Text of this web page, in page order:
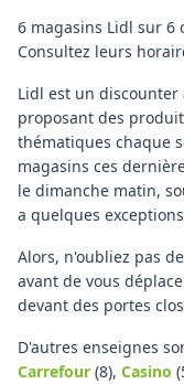
6 magasins Lidl sur 6
Consultez leurs
Lidl est un
proposant des
thématiques chaque
magasins ces
le dimanche matin,
a quelques
Alors, n'oubliez pas
avant de vous
devant des portes
D'autres enseignes
Carrefour (8), Casino